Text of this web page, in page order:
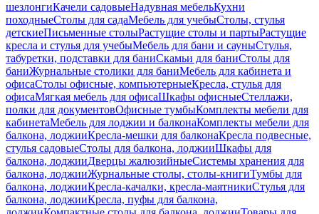
шезлонгиКачели садовыеНадувная мебельКухни
походныеСтолы для садаМебель для учебыСтолы, стулья
детскиеПисьменные столыРастущие столы и партыРастущие
кресла и стулья для учебыМебель для бани и сауныСтулья,
табуретки, подставки для баниСкамьи для баниСтолы для
баниЖурнальные столики для баниМебель для кабинета и
офисаСтолы офисные, компьютерныеКресла, стулья для
офисаМягкая мебель для офисаШкафы офисныеСтеллажи,
полки для документовОфисные тумбыКомплекты мебели для
кабинетаМебель для лоджии и балконаКомплекты мебели для
балкона, лоджииКресла-мешки для балконаКресла подвесные,
стулья садовыеСтолы для балкона, лоджииШкафы для
балкона, лоджииДверцы жалюзийныеСистемы хранения для
балкона, лоджииЖурнальные столы, столы-книгиТумбы для
балкона, лоджииКресла-качалки, кресла-маятникиСтулья для
балкона, лоджииКресла, пуфы для балкона,